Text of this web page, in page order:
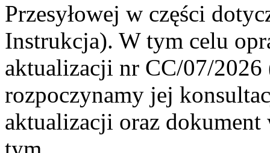
Przesyłowej w części
Instrukcja). W tym celu
aktualizacji nr CC/07/
rozpoczynamy jej
aktualizacji oraz